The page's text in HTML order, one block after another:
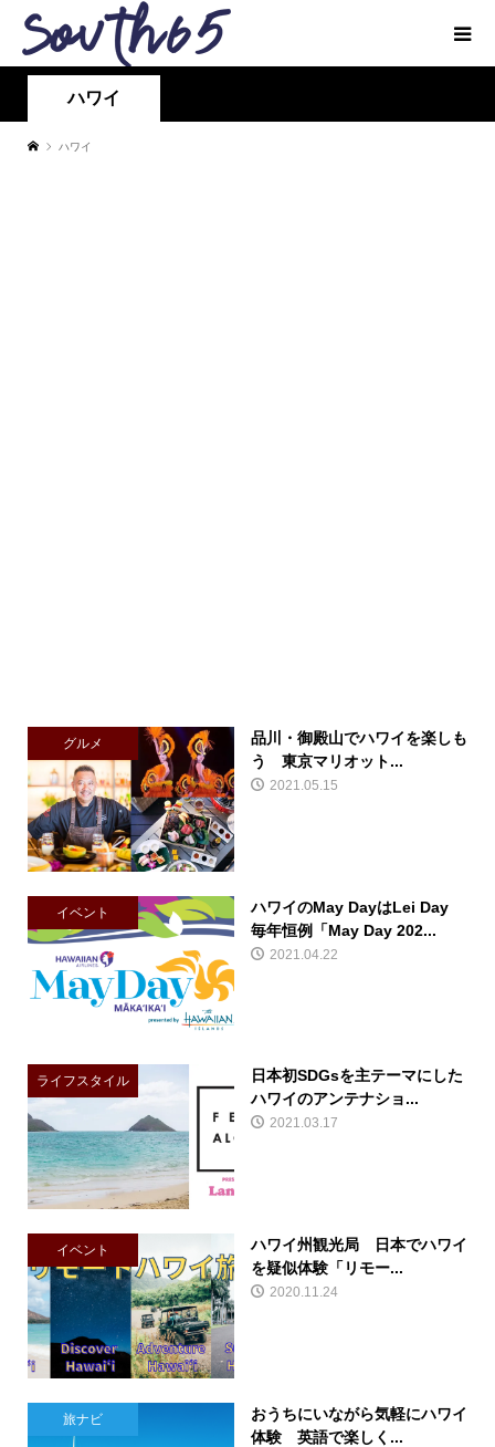
ハワイ
ハワイ
グルメ
品川・御殿山でハワイを楽しも
う 東京マリオット...
2021.05.15
イベント
ハワイのMay DayはLei Day
毎年恒例「May Day 202...
2021.04.22
ライフスタイル
日本初SDGsを主テーマにした
ハワイのアンテナショ...
2021.03.17
イベント
ハワイ州観光局 日本でハワイ
を疑似体験「リモー...
2020.11.24
旅ナビ
おうちにいながら気軽にハワイ
体験 英語で楽しく...